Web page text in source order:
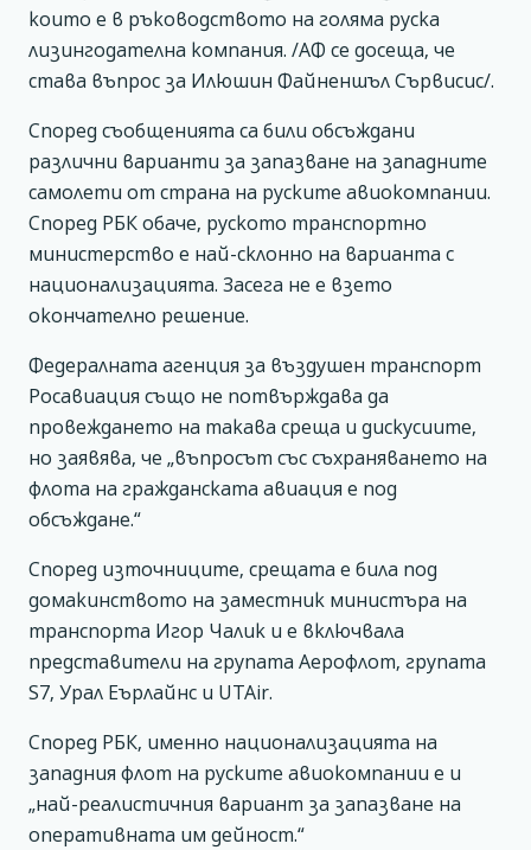
които е в ръководството на голяма руска
лизингодателна компания. /АФ се досеща, че
става въпрос за Илюшин Файненшъл Сървисис/.
Според съобщенията са били обсъждани
различни варианти за запазване на западните
самолети от страна на руските авиокомпании.
Според РБК обаче, руското транспортно
министерство е най-склонно на варианта с
национализацията. Засега не е взето
окончателно решение.
Федералната агенция за въздушен транспорт
Росавиация също не потвърждава да
провеждането на такава среща и дискусиите,
но заявява, че „въпросът със съхраняването на
флота на гражданската авиация е под
обсъждане.“
Според източниците, срещата е била под
домакинството на заместник министъра на
транспорта Игор Чалик и е включвала
представители на групата Аерофлот, групата
S7, Урал Еърлайнс и UTAir.
Според РБК, именно национализацията на
западния флот на руските авиокомпании е и
„най-реалистичния вариант за запазване на
оперативната им дейност.“